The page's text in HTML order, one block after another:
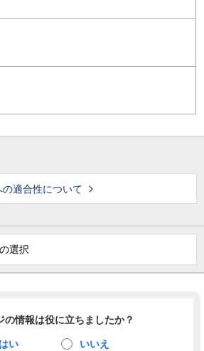
適合性について
選択
の情報は役に立ちましたか？
はい いいえ